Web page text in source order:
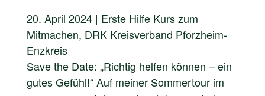
20. April 2024 | Erste Hilfe Kurs zum
Mitmachen, DRK Kreisverband Pforzheim-
Enzkreis
Save the Date: „Richtig helfen können – ein
gutes Gefühl!“ Auf meiner Sommertour im